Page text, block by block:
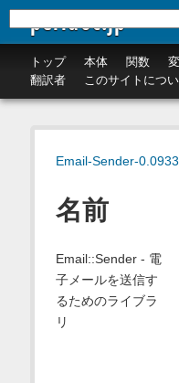
perldoc.jp
トップ 本体 関数
翻訳者
このサイトにつ
Email-Sender-
名前
Email::Sender - 電
子メールを送信す
るためのライブラ
リ